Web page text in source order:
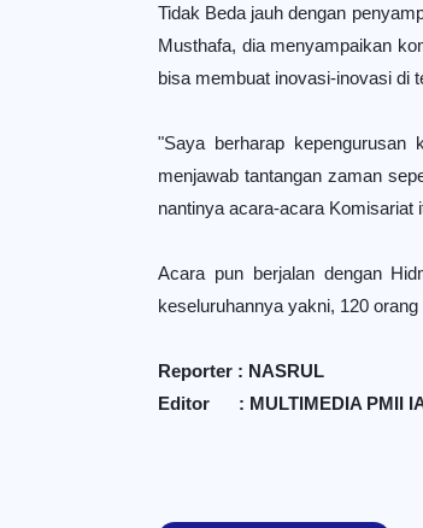
Tidak Beda jauh dengan
Musthafa, dia menyampaikan
bisa membuat inovasi-inovasi di
"Saya berharap
menjawab tantangan zaman
nantinya acara-acara Komisariat
Acara pun berjalan dengan
keseluruhannya yakni, 120 orang
Reporter : NASRUL
Editor : MULTIMEDIA PMII